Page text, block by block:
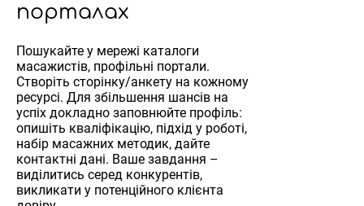
порталах
Пошукайте у мережі каталоги
масажистів, профільні портали.
Створіть сторінку/анкету на кожному
ресурсі. Для збільшення шансів на
успіх докладно заповнюйте профіль:
опишіть кваліфікацію, підхід у роботі,
набір масажних методик, дайте
контактні дані. Ваше завдання –
виділитись серед конкурентів,
викликати у потенційного клієнта